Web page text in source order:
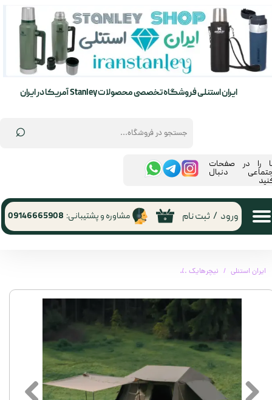
⌕
ایران استنلی فروشگاه تخصصی محصولات Stanley آمریکا در ایران
۰ ورود / ثبت نام
حساب کاربری من
تغییر گذر واژه
مشاوره و پشتیبانی: 09146665908
را در صفحات
دنبال
ایران استنلی نیچرهایک